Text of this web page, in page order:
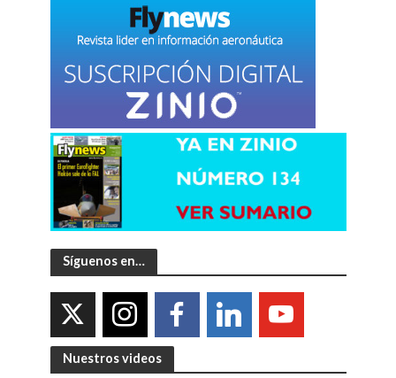
Síguenos en…
Nuestros videos